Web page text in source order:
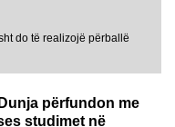
do të realizojë përballë
përfundon me
studimet në